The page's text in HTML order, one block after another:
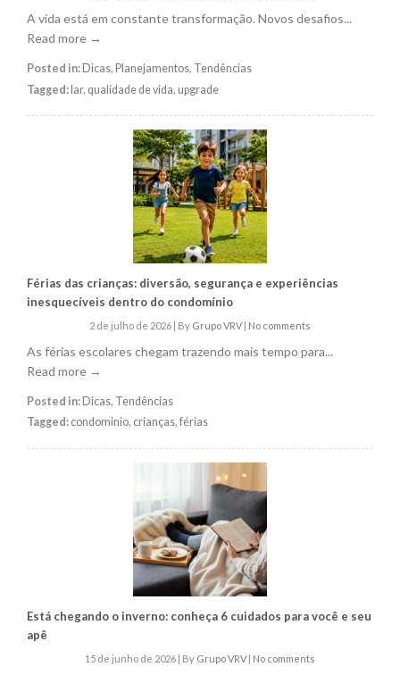
A vida está em constante transformação. Novos desafios...
Read more →
Posted in: Dicas, Planejamentos, Tendências
Tagged: lar, qualidade de vida, upgrade
Férias das crianças: diversão, segurança e experiências
inesquecíveis dentro do condomínio
2 de julho de 2026 | By Grupo VRV| No comments
As férias escolares chegam trazendo mais tempo para...
Read more →
Posted in: Dicas, Tendências
Tagged: condominio, crianças, férias
Está chegando o inverno: conheça 6 cuidados para você e seu
apê
15 de junho de 2026 | By Grupo VRV| No comments